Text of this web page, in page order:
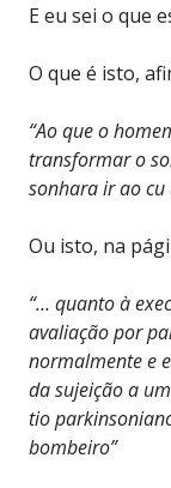
E eu sei o que
O que é isto,
“Ao que o
transformar o
sonhara ir ao
Ou isto, na
“… quanto à
avaliação por
normalmente e
da sujeição a
tio
bombeiro”